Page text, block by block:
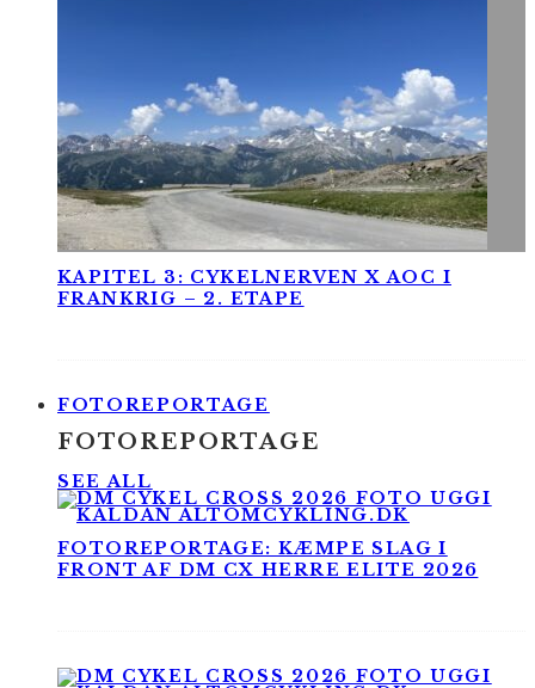
KAPITEL 3: CYKELNERVEN X AOC I
FRANKRIG – 2. ETAPE
FOTOREPORTAGE
FOTOREPORTAGE
SEE ALL
FOTOREPORTAGE: KÆMPE SLAG I
FRONT AF DM CX HERRE ELITE 2026